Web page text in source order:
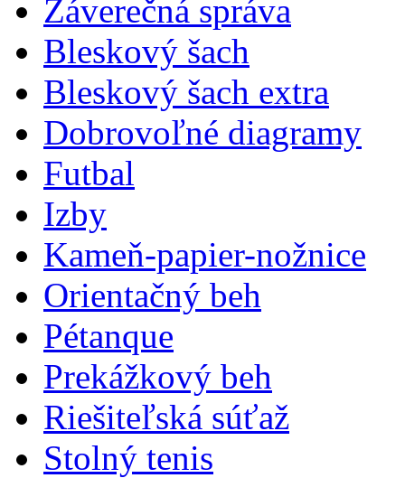
Záverečná správa
Bleskový šach
Bleskový šach extra
Dobrovoľné diagramy
Futbal
Izby
Kameň-papier-nožnice
Orientačný beh
Pétanque
Prekážkový beh
Riešiteľská súťaž
Stolný tenis